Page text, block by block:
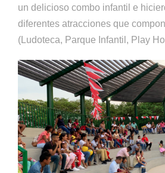
un delicioso combo infantil e
diferentes atracciones que
(Ludoteca, Parque Infantil, Play